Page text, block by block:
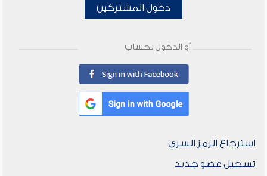
دخول المشتركين
أو الدخول بحساب
استرجاع الرمز السري
تسجيل عضو جديد